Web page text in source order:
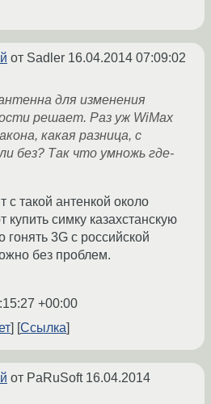
от Sadler 16.04.2014 07:09:02
для изменения
решает. Раз уж WiMax
какая разница, с
без? Так что умножь где-
с такой антенкой около
купить симку казахстанскую
гонять 3G с российской
без проблем.
+00:00
Ссылка
от PaRuSoft 16.04.2014